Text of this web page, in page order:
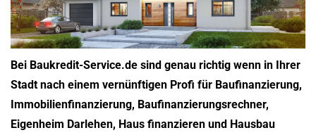
Bei Baukredit-Service.de sind genau richtig wenn in Ihrer
Stadt nach einem vernünftigen Profi für Baufinanzierung,
Immobilienfinanzierung, Baufinanzierungsrechner,
Eigenheim Darlehen, Haus finanzieren und Hausbau